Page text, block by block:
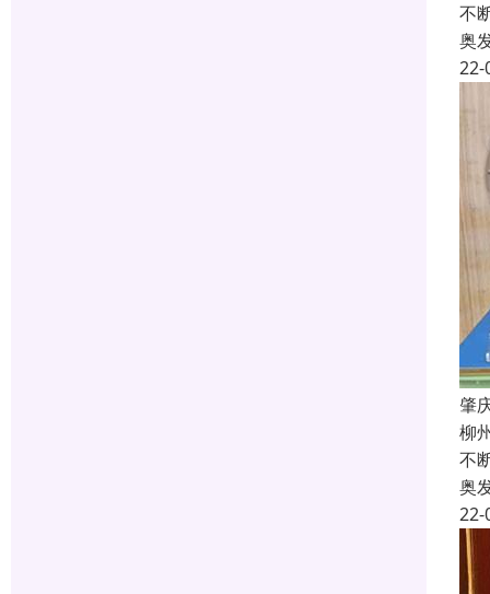
不
奥
22-
肇
柳
不
奥
22-